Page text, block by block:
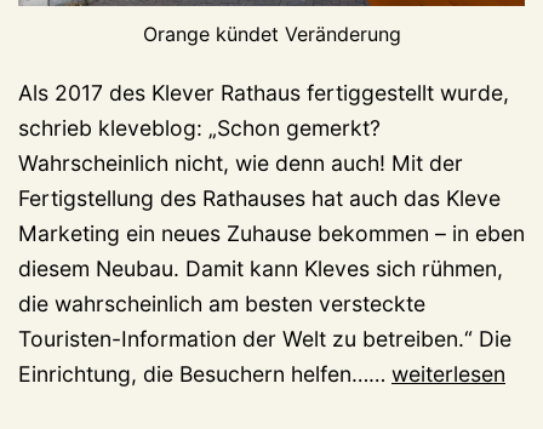
Orange kündet Veränderung
Als 2017 des Klever Rathaus fertiggestellt wurde,
schrieb kleveblog: „Schon gemerkt?
Wahrscheinlich nicht, wie denn auch! Mit der
Fertigstellung des Rathauses hat auch das Kleve
Marketing ein neues Zuhause bekommen – in eben
diesem Neubau. Damit kann Kleves sich rühmen,
die wahrscheinlich am besten versteckte
Touristen-Information der Welt zu betreiben.“ Die
Einrichtung, die Besuchern helfen…… Rathaus-
weiterlesen